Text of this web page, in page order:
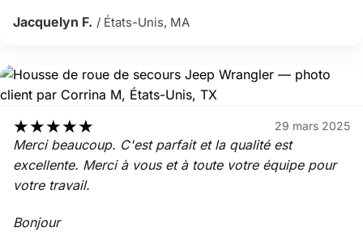
Jacquelyn F. / États-Unis, MA
★★★★★ 29 mars 2025
Merci beaucoup. C'est parfait et la qualité est
excellente. Merci à vous et à toute votre équipe pour
votre travail.
Bonjour